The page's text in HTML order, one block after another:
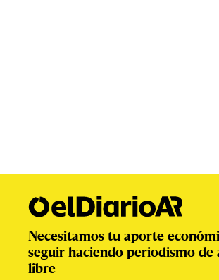
Necesitamos tu aporte
seguir haciendo periodismo de
libre